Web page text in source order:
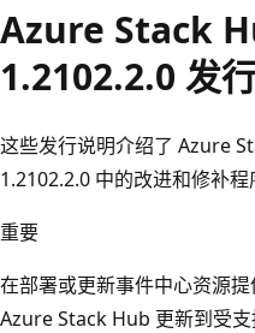
Azure Stack
1.2102.2.0 发
这些发行说明介绍了 Azure
1.2102.2.0 中的改进和修补程
重要
在部署或更新事件中心资源
Azure Stack Hub 更新到受